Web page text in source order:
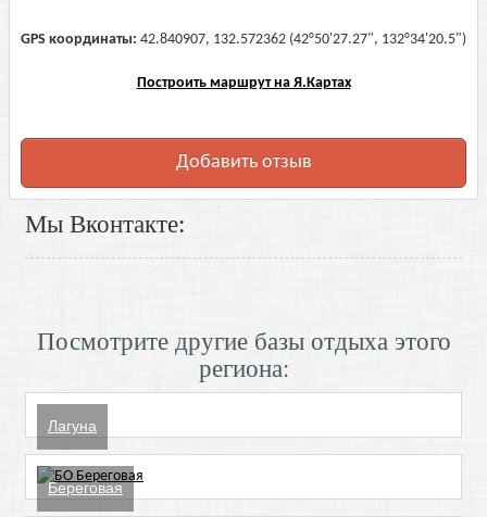
GPS координаты: 42.840907, 132.572362 (42°50'27.27", 132°34'20.5")
Построить маршрут на Я.Картах
Добавить отзыв
Мы Вконтакте:
Посмотрите другие базы отдыха этого
региона:
Лагуна
Береговая